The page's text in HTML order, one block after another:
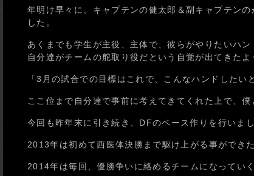
年明け早々に、キャプテンの健太郎＆副キャプテン
した。
あくまでも学生が主役、主体で、彼らがやりたいハ
自分達がチームの舵取り役だという自覚が出てきたよ
「3月の試合での目標はこれで、こんなハンドした
ここ位まで自分達で事前に考えてきてくれた上で、
今回も昨年末に引き続き、DFのベース作りを行いま
2013年は初めて西医体決勝まで駆け上がる事ができ
2014年は毎回、優勝争いに絡めるチームになってい